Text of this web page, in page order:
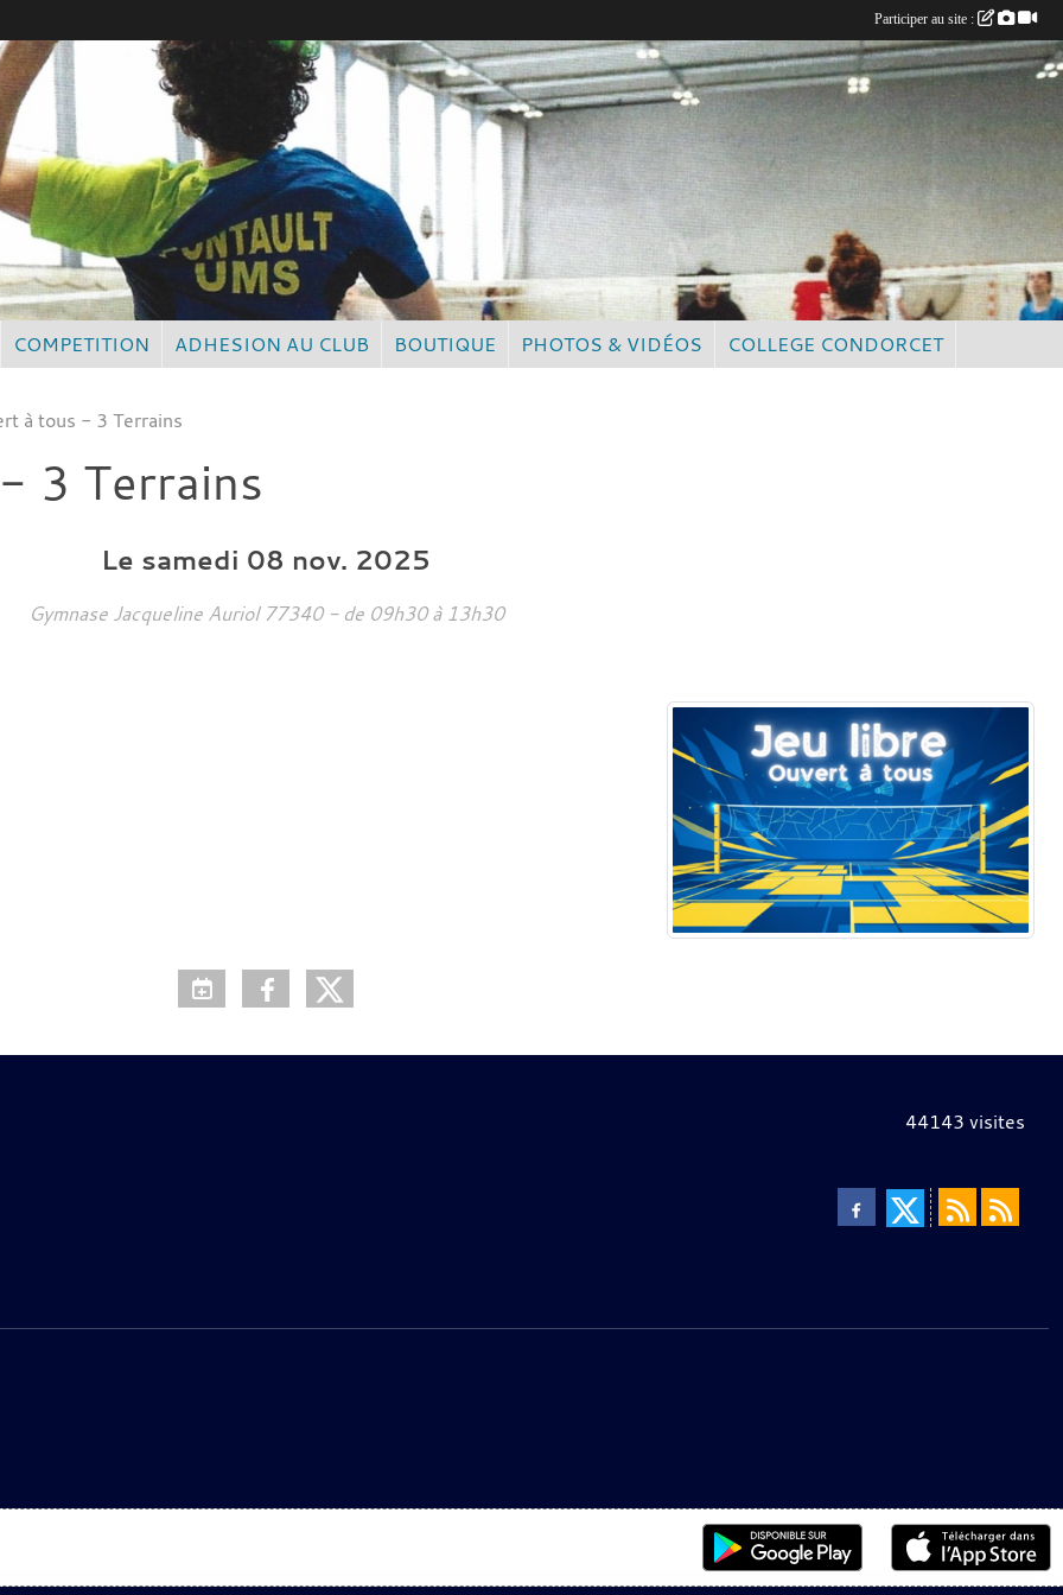
COMPETITION ADHESION AU CLUB BOUTIQUE PHOTOS & VIDÉOS COLLEGE CONDORCET
à tous - 3 Terrains
3 Terrains
Le samedi 08 nov. 2025
Gymnase Jacqueline Auriol 77340 - de 09h30 à 13h30
44143 visites
Participer au site :